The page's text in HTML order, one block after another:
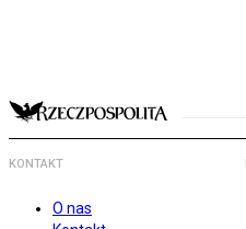
KONTAKT
O nas